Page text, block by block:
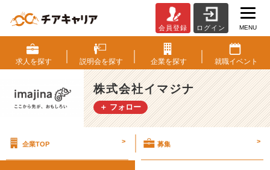
式
会
社
イ
マ
ジ
明
会員登録 ログイン MENU
求人を探す 説明会を探す 企業を探す 就職イベント
株式会社イマジナ
＋ フォロー
企業TOP > 募集 >